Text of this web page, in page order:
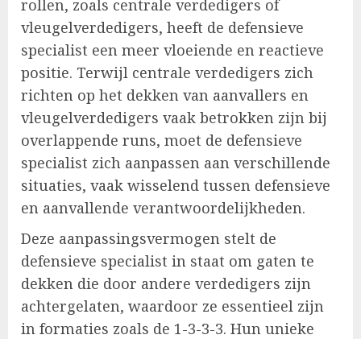
rollen, zoals centrale verdedigers of
vleugelverdedigers, heeft de defensieve
specialist een meer vloeiende en reactieve
positie. Terwijl centrale verdedigers zich
richten op het dekken van aanvallers en
vleugelverdedigers vaak betrokken zijn bij
overlappende runs, moet de defensieve
specialist zich aanpassen aan verschillende
situaties, vaak wisselend tussen defensieve
en aanvallende verantwoordelijkheden.
Deze aanpassingsvermogen stelt de
defensieve specialist in staat om gaten te
dekken die door andere verdedigers zijn
achtergelaten, waardoor ze essentieel zijn
in formaties zoals de 1-3-3-3. Hun unieke